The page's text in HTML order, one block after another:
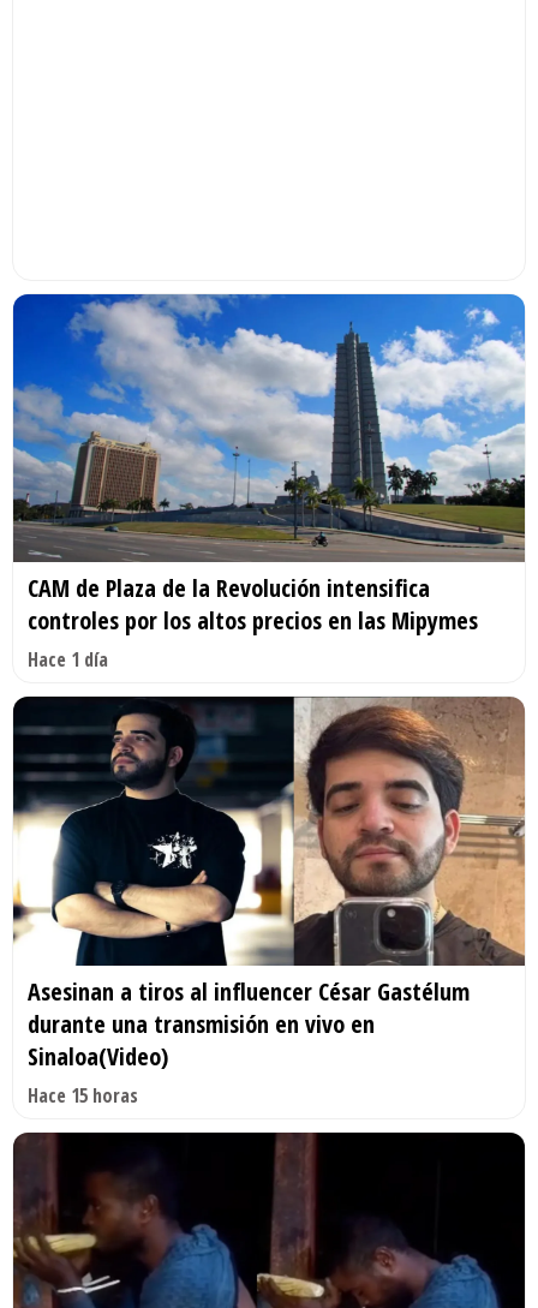
CAM de Plaza de la Revolución intensifica
controles por los altos precios en las Mipymes
Hace 1 día
Asesinan a tiros al influencer César Gastélum
durante una transmisión en vivo en
Sinaloa(Video)
Hace 15 horas